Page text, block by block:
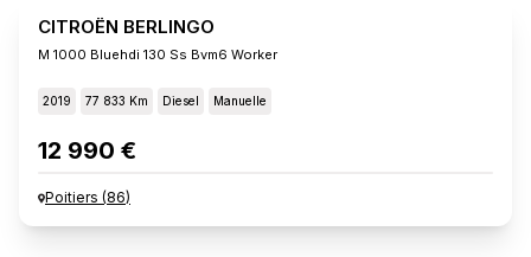
CITROËN BERLINGO
M 1000 Bluehdi 130 Ss Bvm6 Worker
2019 77 833 Km Diesel Manuelle
12 990 €
Poitiers (86)